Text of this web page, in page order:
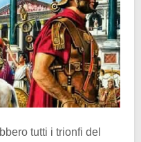
tutti i trionfi del